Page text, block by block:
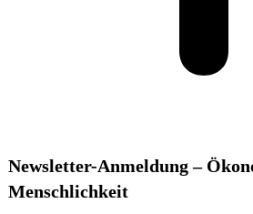
Newsletter-Anmeldung –
Menschlichkeit